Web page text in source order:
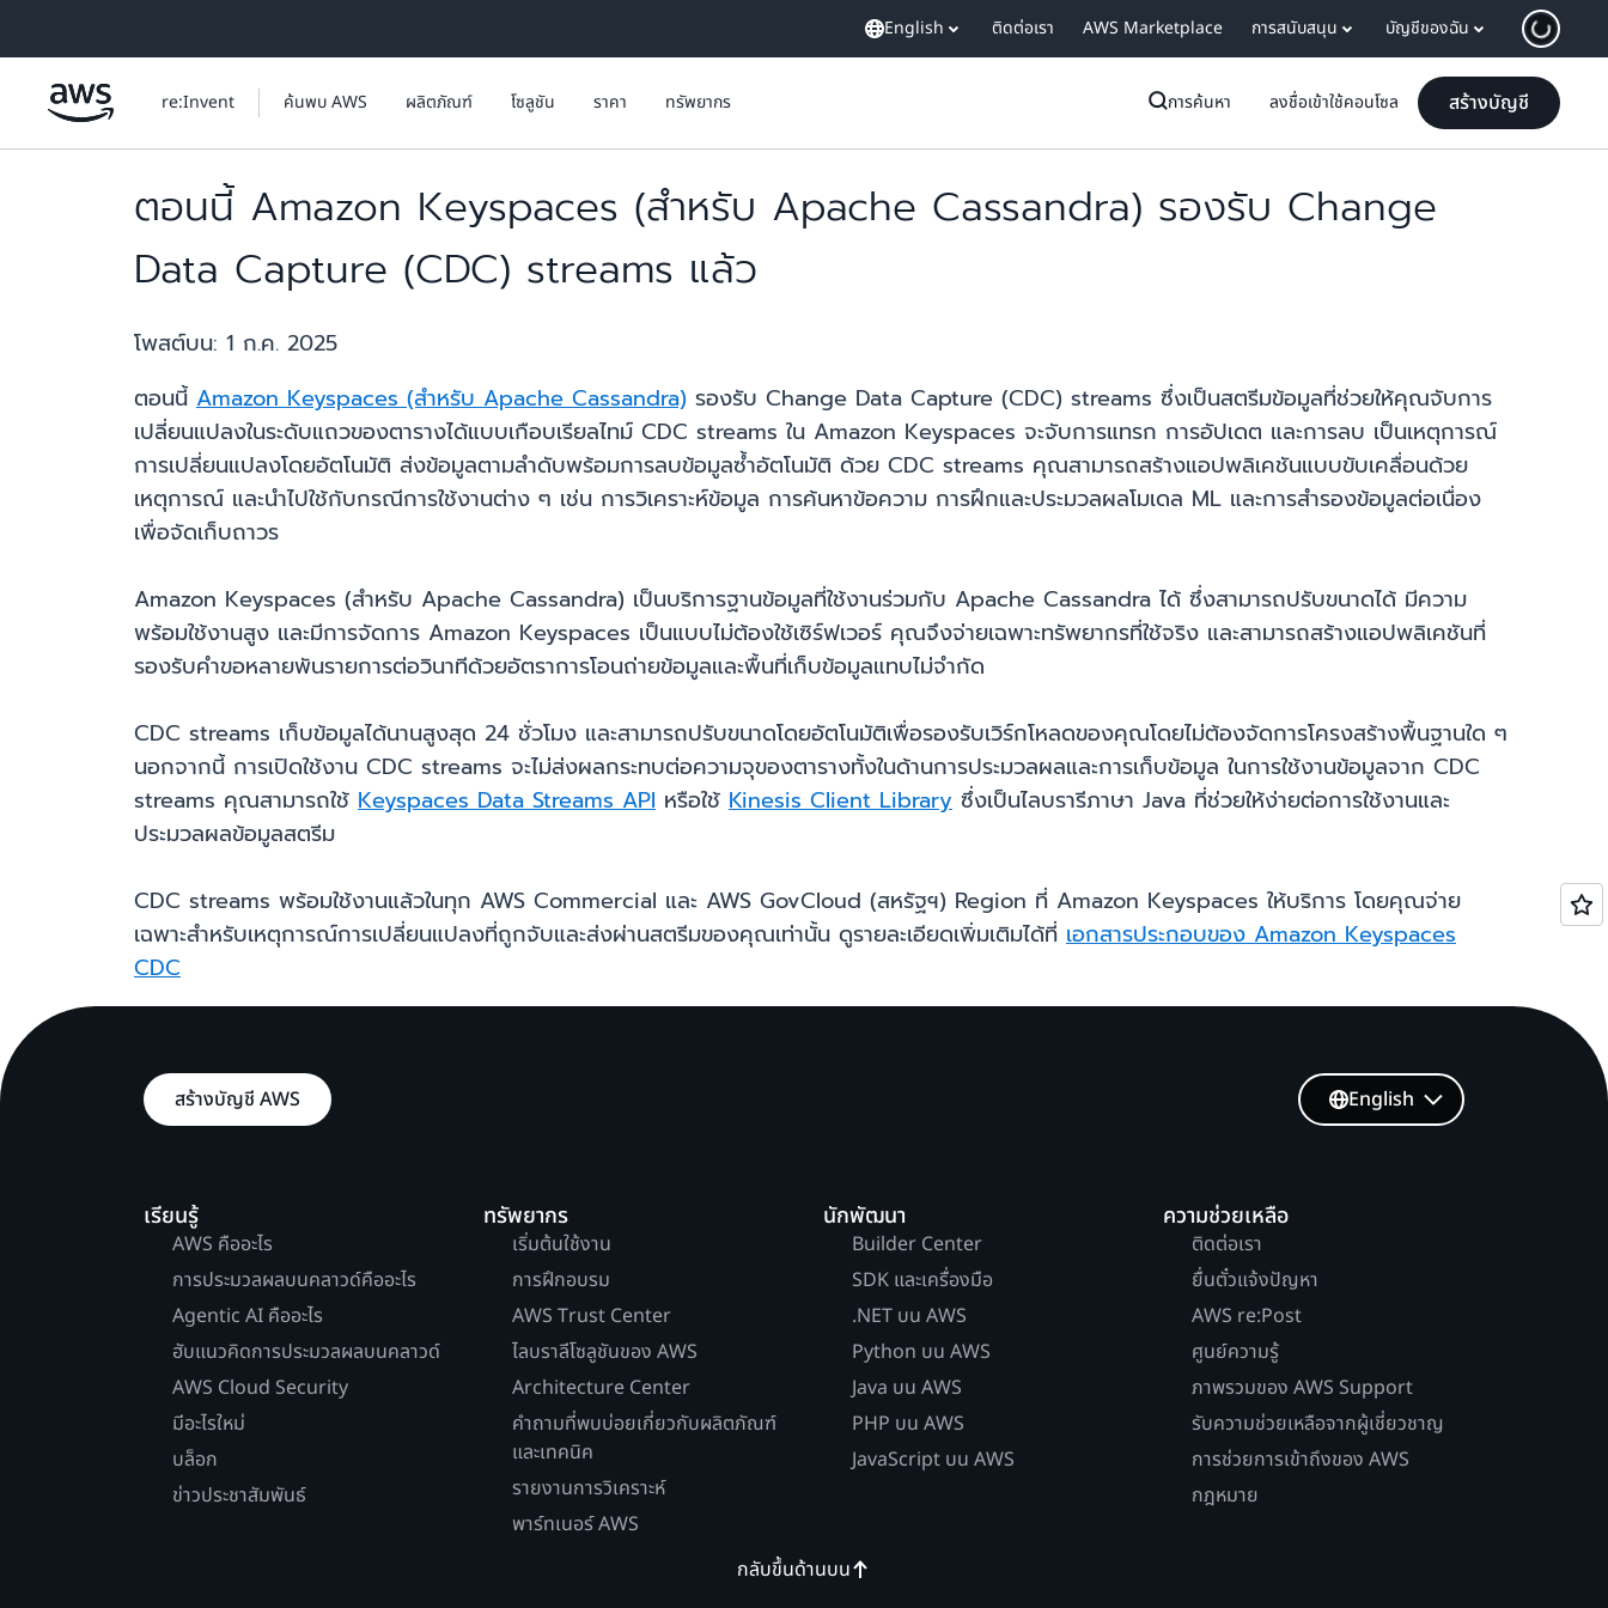
English ติดต่อเรา AWS Marketplace การสนับสนุน บัญชีของฉัน
re:Invent ค้นพบ AWS ผลิตภัณฑ์ โซลูชัน ราคา ทรัพยากร การค้นหา ลงชื่อเข้าใช้คอนโซล สร้างบัญชี
ตอนนี้ Amazon Keyspaces (สำหรับ Apache Cassandra) รองรับ Change
Data Capture (CDC) streams แล้ว
โพสต์บน: 1 ก.ค. 2025
ตอนนี้ Amazon Keyspaces (สำหรับ Apache Cassandra) รองรับ Change Data Capture (CDC) streams ซึ่งเป็นสตรีมข้อมูลที่ช่วยให้คุณจับการ
เปลี่ยนแปลงในระดับแถวของตารางได้แบบเกือบเรียลไทม์ CDC streams ใน Amazon Keyspaces จะจับการแทรก การอัปเดต และการลบ เป็นเหตุการณ์
การเปลี่ยนแปลงโดยอัตโนมัติ ส่งข้อมูลตามลำดับพร้อมการลบข้อมูลซ้ำอัตโนมัติ ด้วย CDC streams คุณสามารถสร้างแอปพลิเคชันแบบขับเคลื่อนด้วย
เหตุการณ์ และนำไปใช้กับกรณีการใช้งานต่าง ๆ เช่น การวิเคราะห์ข้อมูล การค้นหาข้อความ การฝึกและประมวลผลโมเดล ML และการสำรองข้อมูลต่อเนื่อง
เพื่อจัดเก็บถาวร
Amazon Keyspaces (สำหรับ Apache Cassandra) เป็นบริการฐานข้อมูลที่ใช้งานร่วมกับ Apache Cassandra ได้ ซึ่งสามารถปรับขนาดได้ มีความ
พร้อมใช้งานสูง และมีการจัดการ Amazon Keyspaces เป็นแบบไม่ต้องใช้เซิร์ฟเวอร์ คุณจึงจ่ายเฉพาะทรัพยากรที่ใช้จริง และสามารถสร้างแอปพลิเคชันที่
รองรับคำขอหลายพันรายการต่อวินาทีด้วยอัตราการโอนถ่ายข้อมูลและพื้นที่เก็บข้อมูลแทบไม่จำกัด
CDC streams เก็บข้อมูลได้นานสูงสุด 24 ชั่วโมง และสามารถปรับขนาดโดยอัตโนมัติเพื่อรองรับเวิร์กโหลดของคุณโดยไม่ต้องจัดการโครงสร้างพื้นฐานใด ๆ
นอกจากนี้ การเปิดใช้งาน CDC streams จะไม่ส่งผลกระทบต่อความจุของตารางทั้งในด้านการประมวลผลและการเก็บข้อมูล ในการใช้งานข้อมูลจาก CDC
streams คุณสามารถใช้ Keyspaces Data Streams API หรือใช้ Kinesis Client Library ซึ่งเป็นไลบรารีภาษา Java ที่ช่วยให้ง่ายต่อการใช้งานและ
ประมวลผลข้อมูลสตรีม
CDC streams พร้อมใช้งานแล้วในทุก AWS Commercial และ AWS GovCloud (สหรัฐฯ) Region ที่ Amazon Keyspaces ให้บริการ โดยคุณจ่าย
เฉพาะสำหรับเหตุการณ์การเปลี่ยนแปลงที่ถูกจับและส่งผ่านสตรีมของคุณเท่านั้น ดูรายละเอียดเพิ่มเติมได้ที่ เอกสารประกอบของ Amazon Keyspaces
CDC
สร้างบัญชี AWS
เรียนรู้
AWS คืออะไร
การประมวลผลบนคลาวด์คืออะไร
Agentic AI คืออะไร
ฮับแนวคิดการประมวลผลบนคลาวด์
AWS Cloud Security
มีอะไรใหม่
บล็อก
ข่าวประชาสัมพันธ์
ทรัพยากร
เริ่มต้นใช้งาน
การฝึกอบรม
AWS Trust Center
ไลบราลีโซลูชันของ AWS
Architecture Center
คำถามที่พบบ่อยเกี่ยวกับผลิตภัณฑ์
และเทคนิค
รายงานการวิเคราะห์
พาร์ทเนอร์ AWS
นักพัฒนา
Builder Center
SDK และเครื่องมือ
.NET บน AWS
Python บน AWS
Java บน AWS
PHP บน AWS
JavaScript บน AWS
ความช่วยเหลือ
ติดต่อเรา
ยื่นตั๋วแจ้งปัญหา
AWS re:Post
ศูนย์ความรู้
ภาพรวมของ AWS Support
รับความช่วยเหลือจากผู้เชี่ยวชาญ
การช่วยการเข้าถึงของ AWS
กฎหมาย
English
กลับขึ้นด้านบน